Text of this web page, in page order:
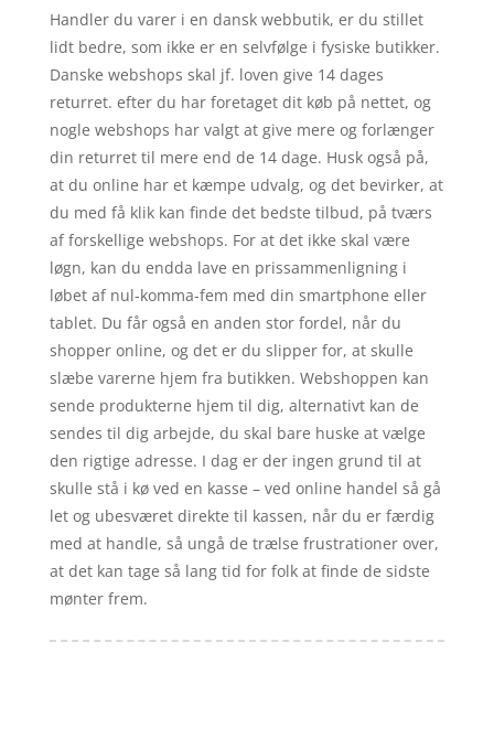
Handler du varer i en dansk webbutik, er du stillet
lidt bedre, som ikke er en selvfølge i fysiske butikker.
Danske webshops skal jf. loven give 14 dages
returret. efter du har foretaget dit køb på nettet, og
nogle webshops har valgt at give mere og forlænger
din returret til mere end de 14 dage. Husk også på,
at du online har et kæmpe udvalg, og det bevirker, at
du med få klik kan finde det bedste tilbud, på tværs
af forskellige webshops. For at det ikke skal være
løgn, kan du endda lave en prissammenligning i
løbet af nul-komma-fem med din smartphone eller
tablet. Du får også en anden stor fordel, når du
shopper online, og det er du slipper for, at skulle
slæbe varerne hjem fra butikken. Webshoppen kan
sende produkterne hjem til dig, alternativt kan de
sendes til dig arbejde, du skal bare huske at vælge
den rigtige adresse. I dag er der ingen grund til at
skulle stå i kø ved en kasse – ved online handel så gå
let og ubesværet direkte til kassen, når du er færdig
med at handle, så ungå de trælse frustrationer over,
at det kan tage så lang tid for folk at finde de sidste
mønter frem.